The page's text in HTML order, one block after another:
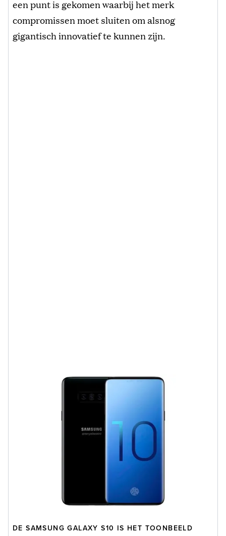
een punt is gekomen waarbij het merk
compromissen moet sluiten om alsnog
gigantisch innovatief te kunnen zijn.
DE SAMSUNG GALAXY S10 IS HET TOONBEELD